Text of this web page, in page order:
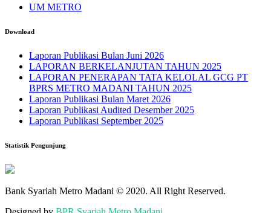
UM METRO
Download
Laporan Publikasi Bulan Juni 2026
LAPORAN BERKELANJUTAN TAHUN 2025
LAPORAN PENERAPAN TATA KELOLAL GCG PT
BPRS METRO MADANI TAHUN 2025
Laporan Publikasi Bulan Maret 2026
Laporan Publikasi Audited Desember 2025
Laporan Publikasi September 2025
Statistik Pengunjung
Bank Syariah Metro Madani © 2020. All Right Reserved.